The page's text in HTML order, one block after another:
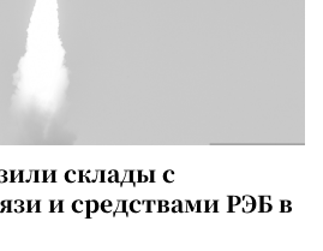
склады с
и средствами РЭБ в